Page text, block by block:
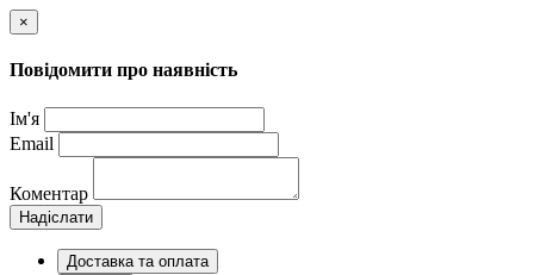
×
Повідомити про наявність
Ім'я
Email
Коментар
Надіслати
Доставка та оплата